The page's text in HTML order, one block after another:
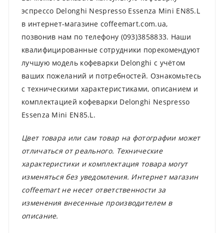
эспрессо Delonghi Nespresso Essenza Mini EN85.L
в интернет-магазине coffeemart.com.ua,
позвонив нам по телефону (093)3858833. Наши
квалифицированные сотрудники порекомендуют
лучшую модель кофеварки Delonghi с учётом
ваших пожеланий и потребностей. Ознакомьтесь
с техническими характеристиками, описанием и
комплектацией кофеварки Delonghi Nespresso
Essenza Mini EN85.L.
Цвет товара или сам товар на фотографии может
отличаться от реального. Технические
характеристики и комплектация товара могут
изменяться без уведомления. Интернет магазин
coffeemart не несет ответственности за
изменения внесенные производителем в
описание.